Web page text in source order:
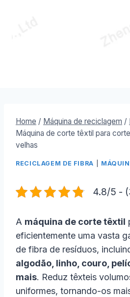
Home / Máquina de reciclagem /
Máquina de corte têxtil para
velhas
RECICLAGEM DE FIBRA
4.8/5 -
A máquina de corte têxtil
eficientemente uma vasta
de fibra de resíduos,
algodão, linho, couro,
mais. Reduz têxteis
uniformes, tornando-os